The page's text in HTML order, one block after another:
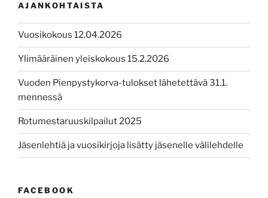
AJANKOHTAISTA
Vuosikokous 12.04.2026
Ylimääräinen yleiskokous 15.2.2026
Vuoden Pienpystykorva-tulokset lähetettävä 31.1.
mennessä
Rotumestaruuskilpailut 2025
Jäsenlehtiä ja vuosikirjoja lisätty jäsenelle välilehdelle
FACEBOOK